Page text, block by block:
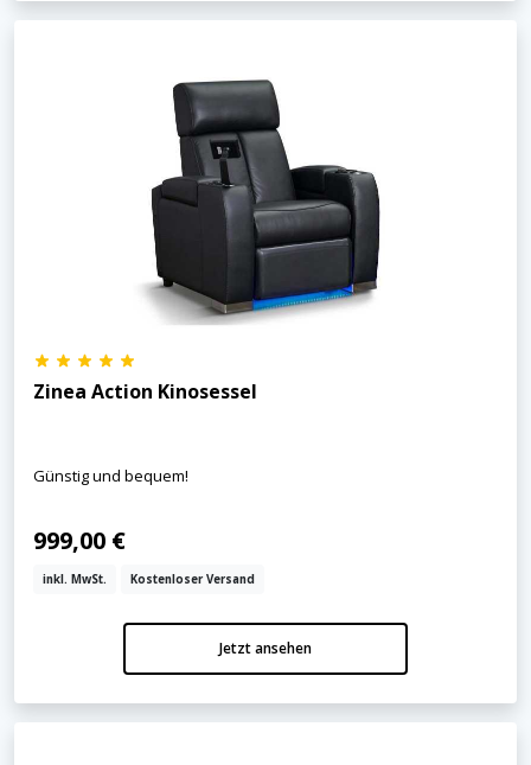
Zinea Action Kinosessel
Günstig und bequem!
999,00 €
inkl. MwSt. Kostenloser Versand
Jetzt ansehen